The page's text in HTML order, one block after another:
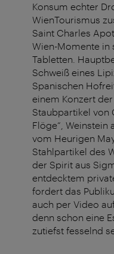
Konsum echter
WienTourismus
Saint Charles
Wien-Momente in
Tabletten.
Schweiß eines
Spanischen
einem Konzert
Staubpartikel von
Flöge“, Weinstein
vom Heurigen
Stahlpartikel des
der Spirit aus
entdecktem
fordert das
auch per Video
denn schon eine
zutiefst fesselnd